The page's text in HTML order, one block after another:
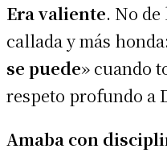
Era valiente. No
callada y más
se puede» cuando
respeto profundo a
Amaba con